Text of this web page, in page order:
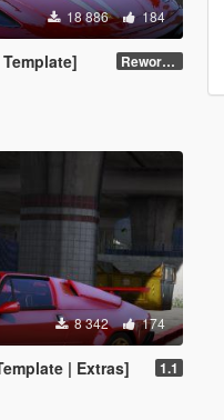
18 886 184
Reworked 1.0
8 342 174
| Extras] 1.1